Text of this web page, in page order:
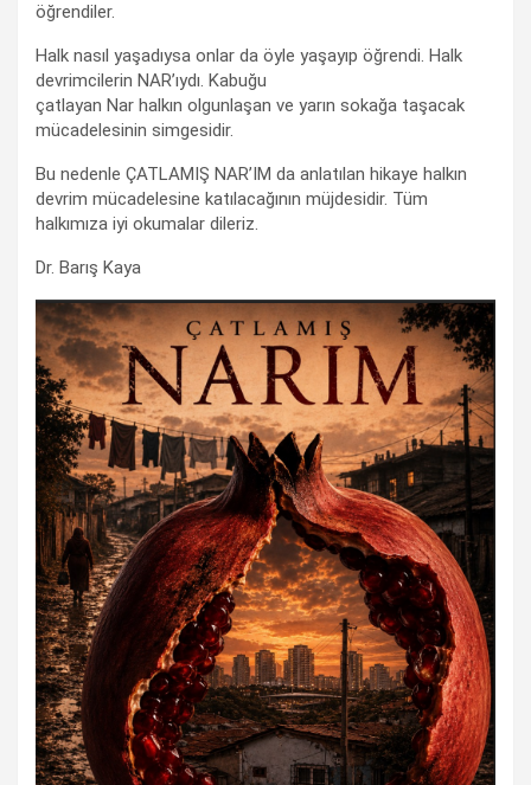
öğrendiler.
Halk nasıl yaşadıysa onlar da öyle yaşayıp öğrendi. Halk
devrimcilerin NAR’ıydı. Kabuğu
çatlayan Nar halkın olgunlaşan ve yarın sokağa taşacak
mücadelesinin simgesidir.
Bu nedenle ÇATLAMIŞ NAR’IM da anlatılan hikaye halkın
devrim mücadelesine katılacağının müjdesidir. Tüm
halkımıza iyi okumalar dileriz.
Dr. Barış Kaya